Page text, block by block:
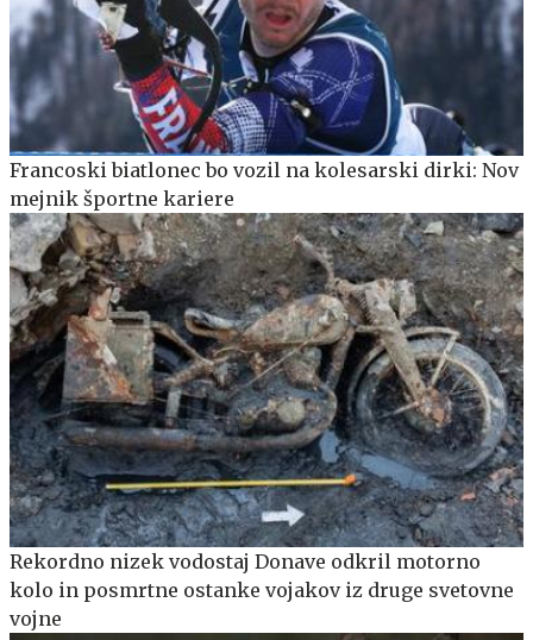
Francoski biatlonec bo vozil na kolesarski dirki: Nov
mejnik športne kariere
Rekordno nizek vodostaj Donave odkril motorno
kolo in posmrtne ostanke vojakov iz druge svetovne
vojne